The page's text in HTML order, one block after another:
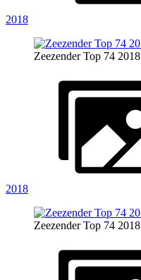
2018
Zeezender Top 74 2018
2018
Zeezender Top 74 2018